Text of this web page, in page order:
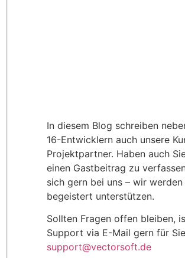
In diesem Blog schreiben
16-Entwicklern auch unsere
Projektpartner. Haben auch
einen Gastbeitrag zu
sich gern bei uns – wir werden
begeistert unterstützen.
Sollten Fragen offen bleiben,
Support via E-Mail gern für
support@vectorsoft.de